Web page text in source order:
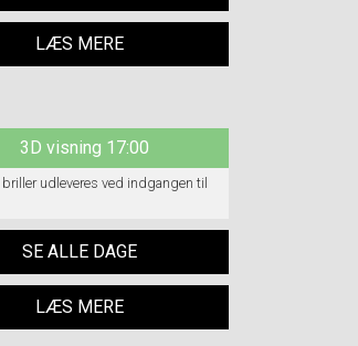
LÆS MERE
3D visning 17:00
udleveres ved indgangen til
SE ALLE DAGE
LÆS MERE